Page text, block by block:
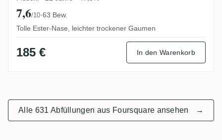
7,6/10·63 Bew.
Tolle Ester-Nase, leichter trockener Gaumen
185 € In den Warenkorb
Alle 631 Abfüllungen aus Foursquare ansehen →